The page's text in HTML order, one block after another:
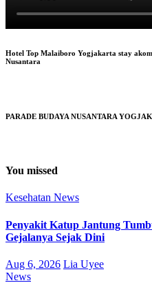
Hotel Top Malaiboro Yogjakarta stay
Nusantara
PARADE BUDAYA NUSANTARA
You missed
Kesehatan News
Penyakit Katup Jantung
Gejalanya Sejak Dini
Aug 6, 2026 Lia Uyee
News